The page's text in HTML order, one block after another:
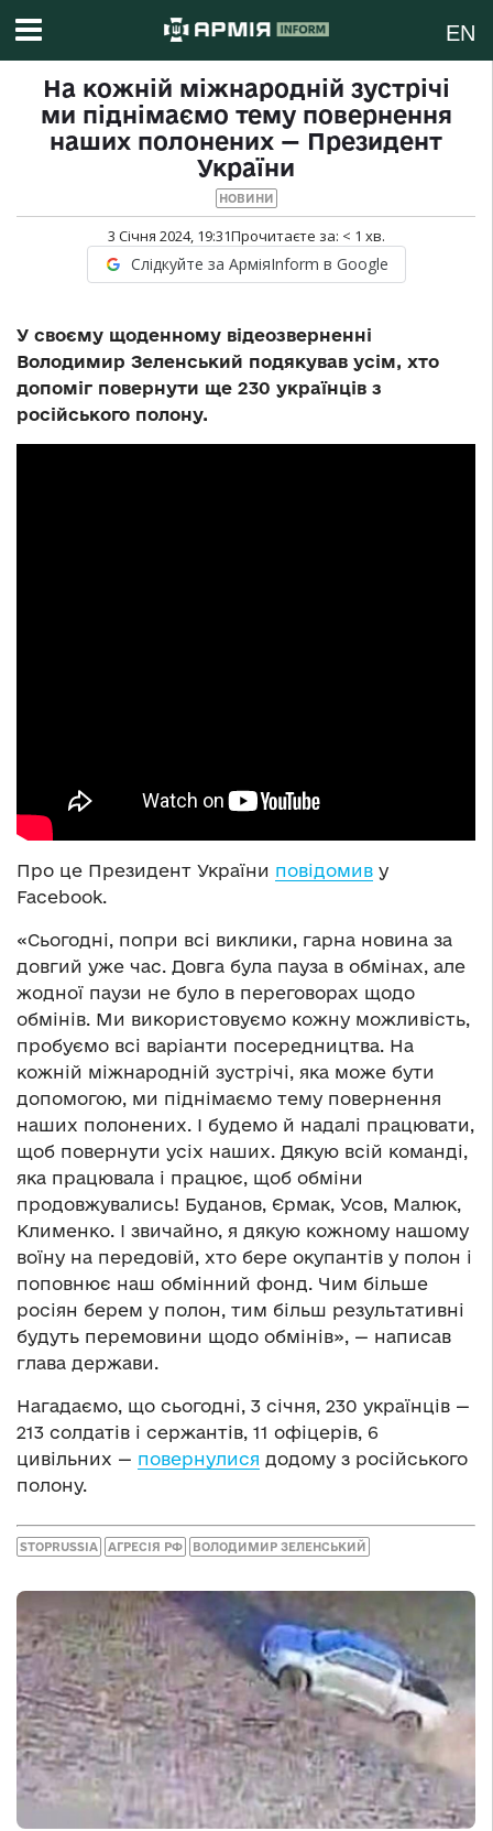
EN
На кожній міжнародній зустрічі
ми піднімаємо тему повернення
наших полонених — Президент
України
НОВИНИ
3 Січня 2024, 19:31Прочитаєте за: < 1 хв.
Слідкуйте за АрміяInform в Google
У своєму щоденному відеозверненні
Володимир Зеленський подякував усім, хто
допоміг повернути ще 230 українців з
російського полону.
Про це Президент України повідомив у
Facebook.
«Сьогодні, попри всі виклики, гарна новина за
довгий уже час. Довга була пауза в обмінах, але
жодної паузи не було в переговорах щодо
обмінів. Ми використовуємо кожну можливість,
пробуємо всі варіанти посередництва. На
кожній міжнародній зустрічі, яка може бути
допомогою, ми піднімаємо тему повернення
наших полонених. І будемо й надалі працювати,
щоб повернути усіх наших. Дякую всій команді,
яка працювала і працює, щоб обміни
продовжувались! Буданов, Єрмак, Усов, Малюк,
Клименко. І звичайно, я дякую кожному нашому
воїну на передовій, хто бере окупантів у полон і
поповнює наш обмінний фонд. Чим більше
росіян берем у полон, тим більш результативні
будуть перемовини щодо обмінів», — написав
глава держави.
Нагадаємо, що сьогодні, 3 січня, 230 українців —
213 солдатів і сержантів, 11 офіцерів, 6
цивільних — повернулися додому з російського
полону.
STOPRUSSIA АГРЕСІЯ РФ ВОЛОДИМИР ЗЕЛЕНСЬКИЙ